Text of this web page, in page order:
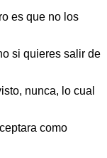
es que no los
si quieres salir de
nunca, lo cual
como